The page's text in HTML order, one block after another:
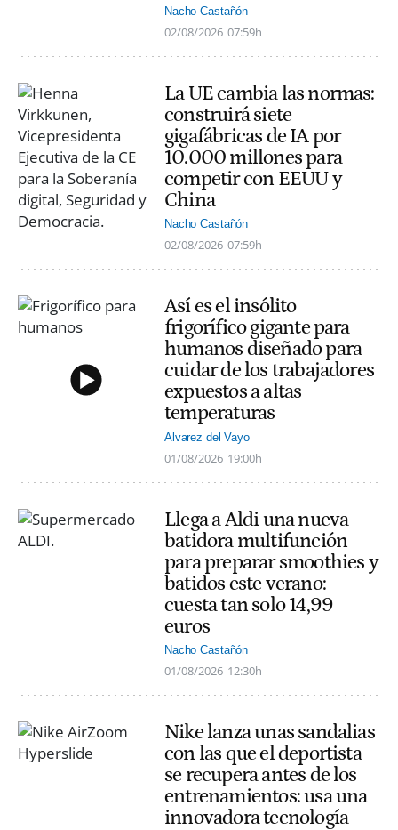
Nacho Castañón
02/08/2026 07:59h
La UE cambia las normas:
construirá siete
gigafábricas de IA por
10.000 millones para
competir con EEUU y
China
Nacho Castañón
02/08/2026 07:59h
Así es el insólito
frigorífico gigante para
humanos diseñado para
cuidar de los trabajadores
expuestos a altas
temperaturas
Alvarez del Vayo
01/08/2026 19:00h
Llega a Aldi una nueva
batidora multifunción
para preparar smoothies y
batidos este verano:
cuesta tan solo 14,99
euros
Nacho Castañón
01/08/2026 12:30h
Nike lanza unas sandalias
con las que el deportista
se recupera antes de los
entrenamientos: usa una
innovadora tecnología